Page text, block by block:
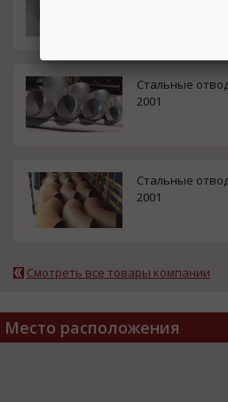
Стальные
2001
Стальные
2001
Смотреть все товары компании
Место расположения